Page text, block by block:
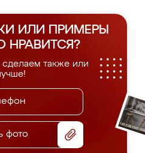
ИЛИ ПРИМЕРЫ
НРАВИТСЯ?
также или
фото